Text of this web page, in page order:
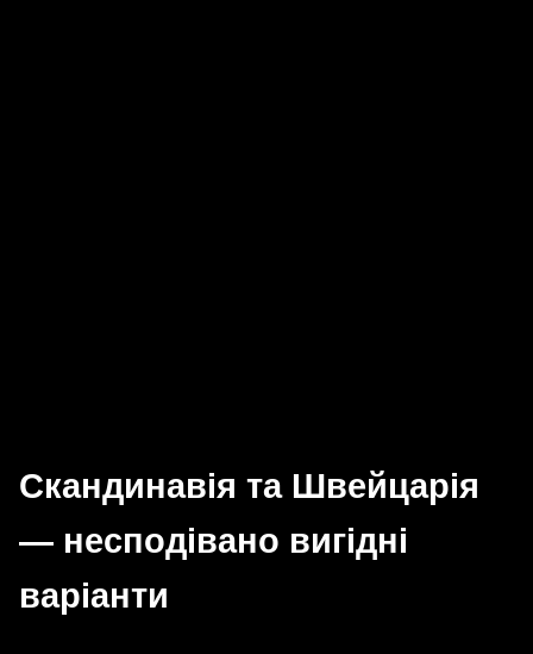
Скандинавія та Швейцарія
— несподівано вигідні
варіанти